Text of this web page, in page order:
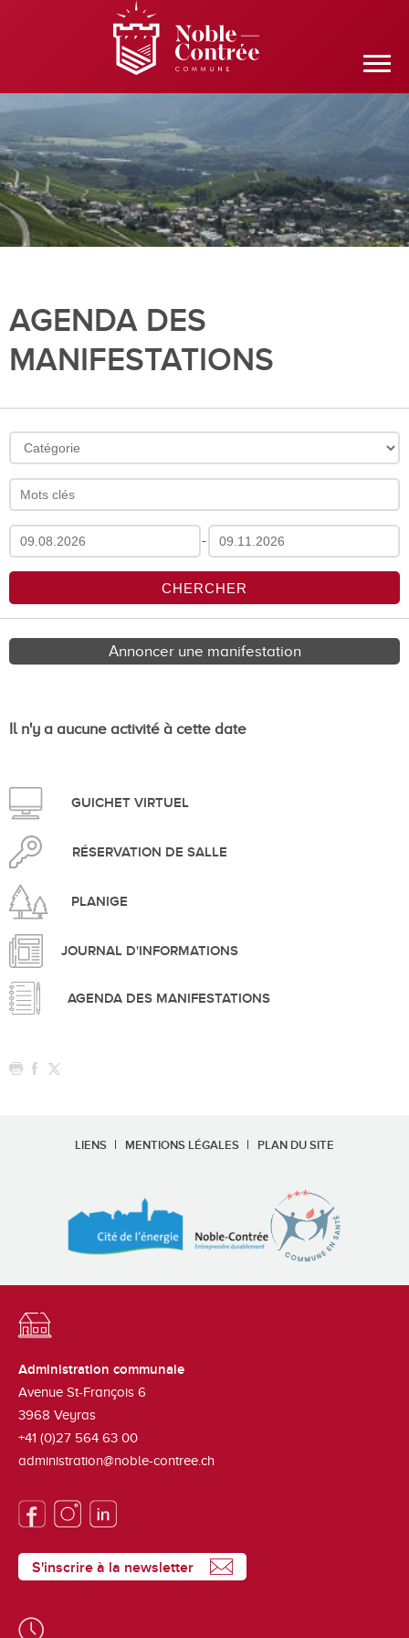
AGENDA DES
MANIFESTATIONS
-
Annoncer une manifestation
Il n'y a aucune activité à cette date
GUICHET VIRTUEL
RÉSERVATION DE SALLE
PLANIGE
JOURNAL D'INFORMATIONS
AGENDA DES MANIFESTATIONS
LIENS MENTIONS LÉGALES PLAN DU SITE
Administration communale
Avenue St-François 6
3968 Veyras
+41 (0)27 564 63 00
administration@noble-contree.ch
S'inscrire à la newsletter